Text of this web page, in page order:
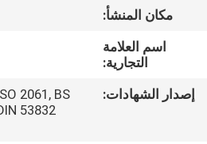
عرض
الواقع
الافتراضي
مكان المنشأ:
اسم العلامة
التجارية:
إصدار الشهادات:
2061, BS
53832